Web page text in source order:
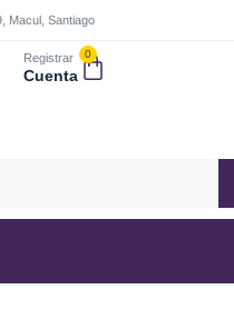
Macul, Santiago
Registrar
Cuenta
0